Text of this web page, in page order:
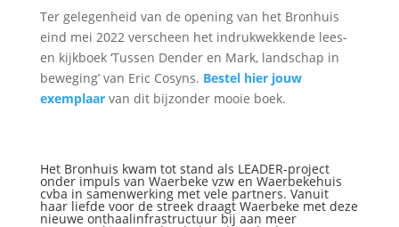
Ter gelegenheid van de opening van het Bronhuis
eind mei 2022 verscheen het indrukwekkende lees-
en kijkboek ‘Tussen Dender en Mark, landschap in
beweging’ van Eric Cosyns. Bestel hier jouw
exemplaarvan dit bijzonder mooie boek.
Het Bronhuis kwam tot stand als LEADER-project
onder impuls van Waerbeke vzw en Waerbekehuis
cvba in samenwerking met vele partners. Vanuit
haar liefde voor de streek draagt Waerbeke met deze
nieuwe onthaalinfrastructuur bij aan meer